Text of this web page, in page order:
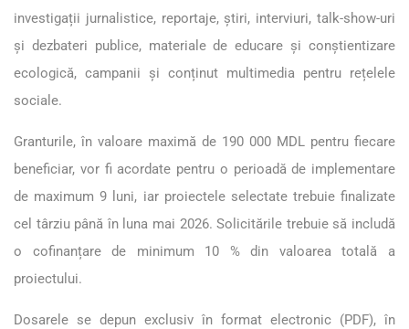
investigații jurnalistice, reportaje, știri, interviuri, talk-show-uri
și dezbateri publice, materiale de educare și conștientizare
ecologică, campanii și conținut multimedia pentru rețelele
sociale.
Granturile, în valoare maximă de 190 000 MDL pentru fiecare
beneficiar, vor fi acordate pentru o perioadă de implementare
de maximum 9 luni, iar proiectele selectate trebuie finalizate
cel târziu până în luna mai 2026. Solicitările trebuie să includă
o cofinanțare de minimum 10 % din valoarea totală a
proiectului.
Dosarele se depun exclusiv în format electronic (PDF), în